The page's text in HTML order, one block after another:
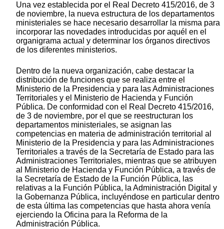
Una vez establecida por el Real Decreto 415/2016, de 3
de noviembre, la nueva estructura de los departamentos
ministeriales se hace necesario desarrollar la misma para
incorporar las novedades introducidas por aquél en el
organigrama actual y determinar los órganos directivos
de los diferentes ministerios.
Dentro de la nueva organización, cabe destacar la
distribución de funciones que se realiza entre el
Ministerio de la Presidencia y para las Administraciones
Territoriales y el Ministerio de Hacienda y Función
Pública. De conformidad con el Real Decreto 415/2016,
de 3 de noviembre, por el que se reestructuran los
departamentos ministeriales, se asignan las
competencias en materia de administración territorial al
Ministerio de la Presidencia y para las Administraciones
Territoriales a través de la Secretaría de Estado para las
Administraciones Territoriales, mientras que se atribuyen
al Ministerio de Hacienda y Función Pública, a través de
la Secretaría de Estado de la Función Pública, las
relativas a la Función Pública, la Administración Digital y
la Gobernanza Pública, incluyéndose en particular dentro
de esta última las competencias que hasta ahora venía
ejerciendo la Oficina para la Reforma de la
Administración Pública.